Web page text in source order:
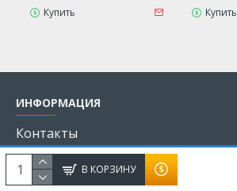
В КОРЗИНУ
Купить Купить
ИНФОРМАЦИЯ
Контакты
О компании
Оплата и доставка